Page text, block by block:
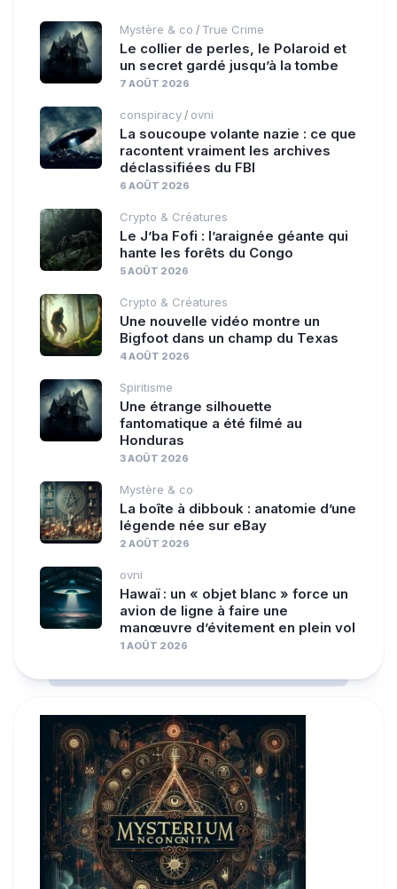
Mystère & co / True Crime
Le collier de perles, le Polaroid et
un secret gardé jusqu’à la tombe
7 AOÛT 2026
conspiracy / ovni
La soucoupe volante nazie : ce que
racontent vraiment les archives
déclassifiées du FBI
6 AOÛT 2026
Crypto & Créatures
Le J’ba Fofi : l’araignée géante qui
hante les forêts du Congo
5 AOÛT 2026
Crypto & Créatures
Une nouvelle vidéo montre un
Bigfoot dans un champ du Texas
4 AOÛT 2026
Spiritisme
Une étrange silhouette
fantomatique a été filmé au
Honduras
3 AOÛT 2026
Mystère & co
La boîte à dibbouk : anatomie d’une
légende née sur eBay
2 AOÛT 2026
ovni
Hawaï : un « objet blanc » force un
avion de ligne à faire une
manœuvre d’évitement en plein vol
1 AOÛT 2026